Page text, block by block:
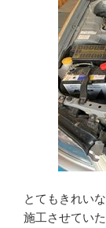
とてもきれい
施工させてい